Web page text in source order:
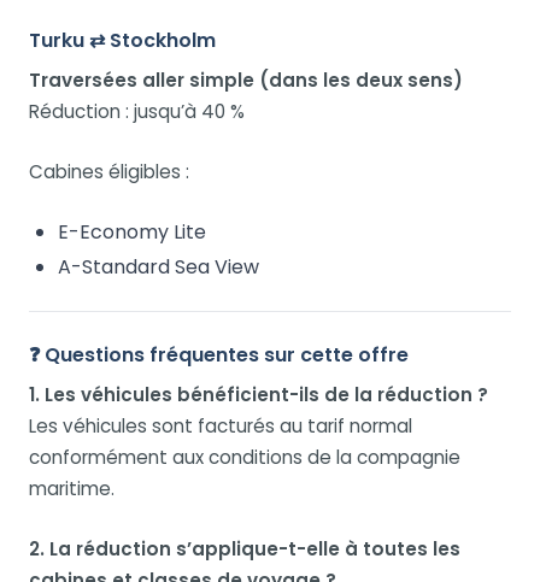
Turku ⇄ Stockholm
Traversées aller simple (dans les deux sens)
Réduction : jusqu’à 40 %
Cabines éligibles :
E-Economy Lite
A-Standard Sea View
❓ Questions fréquentes sur cette offre
1. Les véhicules bénéficient-ils de la réduction ?
Les véhicules sont facturés au tarif normal
conformément aux conditions de la compagnie
maritime.
2. La réduction s’applique-t-elle à toutes les